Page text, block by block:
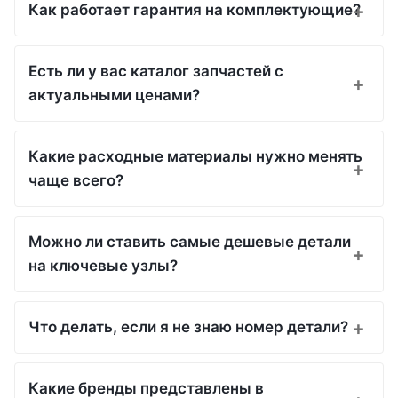
Как работает гарантия на комплектующие?
Есть ли у вас каталог запчастей с
актуальными ценами?
Какие расходные материалы нужно менять
чаще всего?
Можно ли ставить самые дешевые детали
на ключевые узлы?
Что делать, если я не знаю номер детали?
Какие бренды представлены в